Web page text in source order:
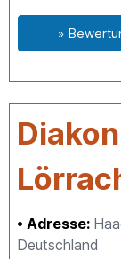
»
Adresse:
Deutschland